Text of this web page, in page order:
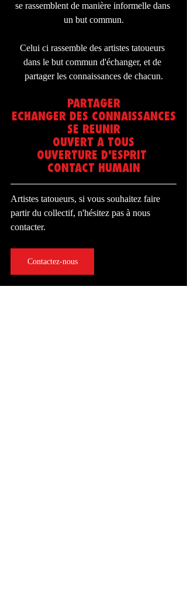
se rassemblent de manière informelle dans
un but commun.
Celui ci rassemble des artistes tatoueurs
dans le but commun d'échanger, et de
partager les connaissances de chacun.
PARTAGER
ECHANGER DES CONNAISSANCES
SE REUNIR
OUVERT A TOUS
OUVERTURE D'ESPRIT
CONTACT HUMAIN
Artistes tatoueurs, si vous souhaitez faire
partir du collectif, n'hésitez pas à nous
contacter.
Contactez-nous